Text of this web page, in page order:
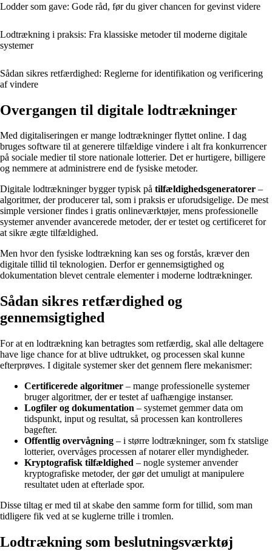
Lodder som gave: Gode råd, før du giver chancen for gevinst videre
Lodtrækning i praksis: Fra klassiske metoder til moderne digitale
systemer
Sådan sikres retfærdighed: Reglerne for identifikation og verificering
af vindere
Overgangen til digitale lodtrækninger
Med digitaliseringen er mange lodtrækninger flyttet online. I dag
bruges software til at generere tilfældige vindere i alt fra konkurrencer
på sociale medier til store nationale lotterier. Det er hurtigere, billigere
og nemmere at administrere end de fysiske metoder.
Digitale lodtrækninger bygger typisk på tilfældighedsgeneratorer –
algoritmer, der producerer tal, som i praksis er uforudsigelige. De mest
simple versioner findes i gratis onlineværktøjer, mens professionelle
systemer anvender avancerede metoder, der er testet og certificeret for
at sikre ægte tilfældighed.
Men hvor den fysiske lodtrækning kan ses og forstås, kræver den
digitale tillid til teknologien. Derfor er gennemsigtighed og
dokumentation blevet centrale elementer i moderne lodtrækninger.
Sådan sikres retfærdighed og
gennemsigtighed
For at en lodtrækning kan betragtes som retfærdig, skal alle deltagere
have lige chance for at blive udtrukket, og processen skal kunne
efterprøves. I digitale systemer sker det gennem flere mekanismer:
Certificerede algoritmer – mange professionelle systemer
bruger algoritmer, der er testet af uafhængige instanser.
Logfiler og dokumentation – systemet gemmer data om
tidspunkt, input og resultat, så processen kan kontrolleres
bagefter.
Offentlig overvågning – i større lodtrækninger, som fx statslige
lotterier, overvåges processen af notarer eller myndigheder.
Kryptografisk tilfældighed – nogle systemer anvender
kryptografiske metoder, der gør det umuligt at manipulere
resultatet uden at efterlade spor.
Disse tiltag er med til at skabe den samme form for tillid, som man
tidligere fik ved at se kuglerne trille i tromlen.
Lodtrækning som beslutningsværktøj